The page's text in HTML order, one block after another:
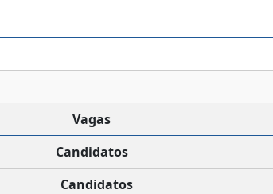
Vagas
Candidatos
Candidatos